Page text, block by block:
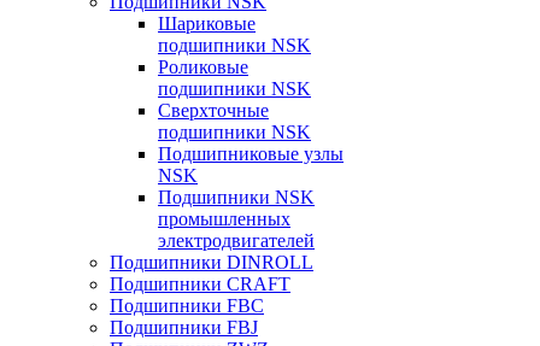
Шариковые
подшипники NSK
Роликовые
подшипники NSK
Сверхточные
подшипники NSK
Подшипниковые узлы
NSK
Подшипники NSK
промышленных
электродвигателей
Подшипники DINROLL
Подшипники CRAFT
Подшипники FBC
Подшипники FBJ